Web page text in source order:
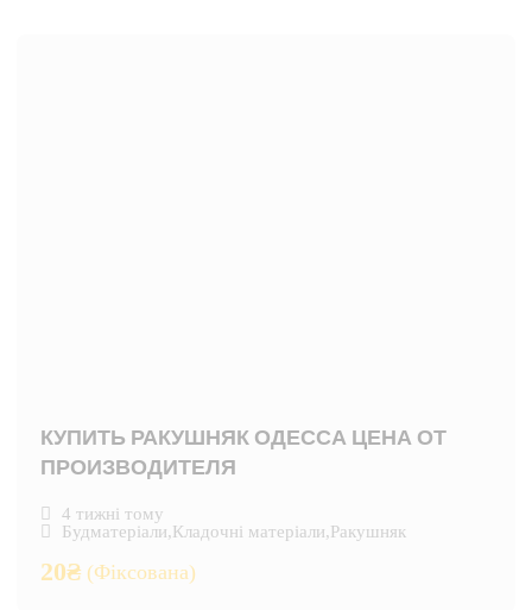
КУПИТЬ РАКУШНЯК ОДЕССА ЦЕНА ОТ
ПРОИЗВОДИТЕЛЯ
4 тижні тому
Будматеріали,Кладочні матеріали,Ракушняк
20₴ (Фіксована)